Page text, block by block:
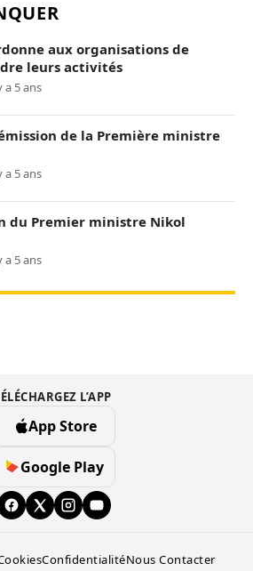
aux organisations de
leurs activités
a 5 ans
de la Première ministre
a 5 ans
du Premier ministre Nikol
a 5 ans
L’APP
App Store
Google Play
ConfidentialitéNous Contacter